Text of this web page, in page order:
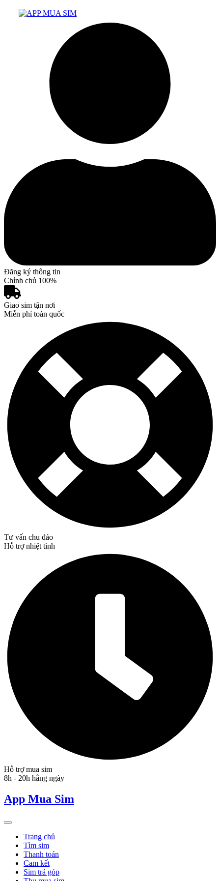
Đăng ký thông tin
Chỉnh chủ 100%
Giao sim tận nơi
Miễn phí toàn quốc
Tư vấn chu đáo
Hỗ trợ nhiệt tình
Hỗ trợ mua sim
8h - 20h hằng ngày
App Mua Sim
Trang chủ
Tìm sim
Thanh toán
Cam kết
Sim trả góp